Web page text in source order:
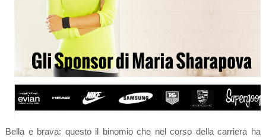
Bella e brava: questo il binomio che nel corso della carriera ha